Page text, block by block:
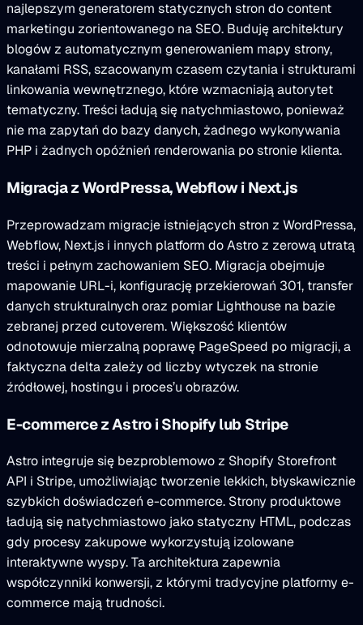
najlepszym generatorem statycznych stron do content
marketingu zorientowanego na SEO. Buduję architektury
blogów z automatycznym generowaniem mapy strony,
kanałami RSS, szacowanym czasem czytania i strukturami
linkowania wewnętrznego, które wzmacniają autorytet
tematyczny. Treści ładują się natychmiastowo, ponieważ
nie ma zapytań do bazy danych, żadnego wykonywania
PHP i żadnych opóźnień renderowania po stronie klienta.
Migracja z WordPressa, Webflow i Next.js
Przeprowadzam migracje istniejących stron z WordPressa,
Webflow, Next.js i innych platform do Astro z zerową utratą
treści i pełnym zachowaniem SEO. Migracja obejmuje
mapowanie URL-i, konfigurację przekierowań 301, transfer
danych strukturalnych oraz pomiar Lighthouse na bazie
zebranej przed cutoverem. Większość klientów
odnotowuje mierzalną poprawę PageSpeed po migracji, a
faktyczna delta zależy od liczby wtyczek na stronie
źródłowej, hostingu i proces’u obrazów.
E-commerce z Astro i Shopify lub Stripe
Astro integruje się bezproblemowo z Shopify Storefront
API i Stripe, umożliwiając tworzenie lekkich, błyskawicznie
szybkich doświadczeń e-commerce. Strony produktowe
ładują się natychmiastowo jako statyczny HTML, podczas
gdy procesy zakupowe wykorzystują izolowane
interaktywne wyspy. Ta architektura zapewnia
współczynniki konwersji, z którymi tradycyjne platformy e-
commerce mają trudności.